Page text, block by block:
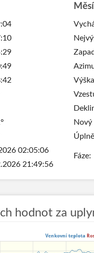
02:05:06
21:49:56
Nový
Fáze:
hodnot za